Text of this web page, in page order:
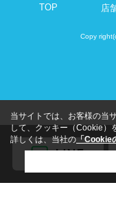
TOP 店
Copy
当サイトでは、お客様の当
して、クッキー（Cookie）
詳しくは、当社の 「Cookie